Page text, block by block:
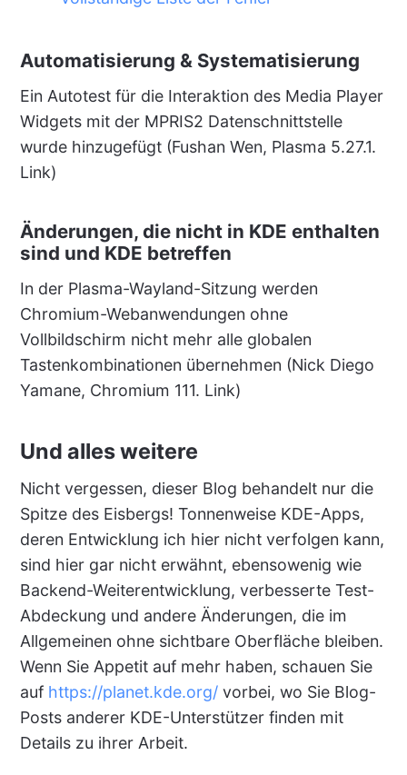
Automatisierung & Systematisierung
Ein Autotest für die Interaktion des Media Player
Widgets mit der MPRIS2 Datenschnittstelle
wurde hinzugefügt (Fushan Wen, Plasma 5.27.1.
Link)
Änderungen, die nicht in KDE enthalten
sind und KDE betreffen
In der Plasma-Wayland-Sitzung werden
Chromium-Webanwendungen ohne
Vollbildschirm nicht mehr alle globalen
Tastenkombinationen übernehmen (Nick Diego
Yamane, Chromium 111. Link)
Und alles weitere
Nicht vergessen, dieser Blog behandelt nur die
Spitze des Eisbergs! Tonnenweise KDE-Apps,
deren Entwicklung ich hier nicht verfolgen kann,
sind hier gar nicht erwähnt, ebensowenig wie
Backend-Weiterentwicklung, verbesserte Test-
Abdeckung und andere Änderungen, die im
Allgemeinen ohne sichtbare Oberfläche bleiben.
Wenn Sie Appetit auf mehr haben, schauen Sie
auf https://planet.kde.org/vorbei, wo Sie Blog-
Posts anderer KDE-Unterstützer finden mit
Details zu ihrer Arbeit.